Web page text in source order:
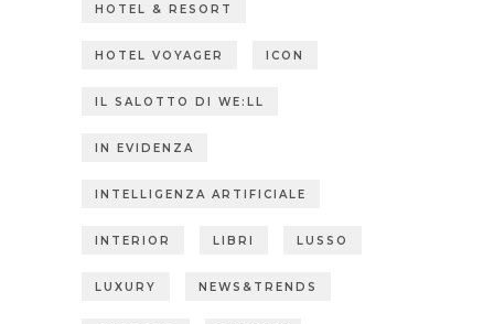
HOTEL & RESORT
HOTEL VOYAGER ICON
IL SALOTTO DI WE:LL
IN EVIDENZA
INTELLIGENZA ARTIFICIALE
INTERIOR LIBRI LUSSO
LUXURY NEWS&TRENDS